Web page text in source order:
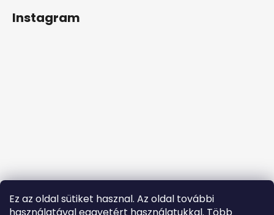
Ez az oldal sütiket hasznal. Az oldal további
Instagram